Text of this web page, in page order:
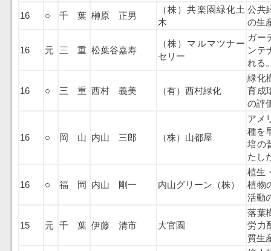
16 ○ 千 葉 榊原 正男
（株）共楽園緑化土
木
公共
の生
16 元 三 重 松葉谷嘉寿
（株）マルマツナー
セリー
ガー
ンテ
れる
16 ○ 三 重 西村 義美 （有）西村緑化
緑化
育成
の評
16 ○ 岡 山 内山 三郎 （株）山都屋
アメ
種を
培の
たし
16 ○ 福 岡 内山 剛一 内山グリーン（株）
植生
植物
活動
15 元 千 葉 伊藤 清市 大官園
落葉
労力
質生